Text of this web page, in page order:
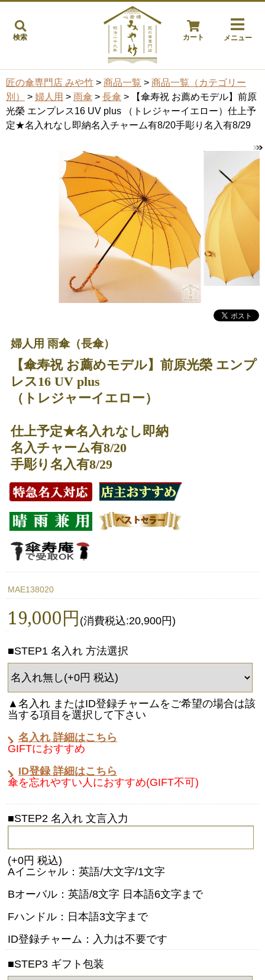
検索 カート メニュー
匠の傘専門店 みや竹 > 商品一覧 > 商品一覧（カテゴリー
別）
> 婦人用 > 雨傘 > 長傘 > 【傘寿祝 お薦めモデル】前原
光榮 エンプレス16 UV plus （トレジャーイエロー）仕上予
定★名入れなし即納名入チャーム有8/20手彫り名入有8/29
婦人用 雨傘（長傘）
【傘寿祝 お薦めモデル】前原光榮 エンプ
レス16 UV plus
（トレジャーイエロー）
仕上予定★名入れなし即納
名入チャーム有8/20
手彫り名入有8/29
MAE138020
19,000円 (消費税込:20,900円)
■STEP1 名入れ 方法選択
▲名入れ またはID登録チャームをご希望の場合は該
当する項目を選択して下さい
名入れ 詳細はこちら
GIFTにおすすめ
ID登録 詳細はこちら
傘を忘れやすい人におすすめ(GIFT不可)
■STEP2 名入れ 文言入力
(+0円 税込)
Aイニシャル：英語/大文字/1文字
Bオーバル：英語/8文字 日本語6文字まで
Fハンドル：日本語3文字まで
ID登録チャーム：入力は不要です
■STEP3 ギフト包装